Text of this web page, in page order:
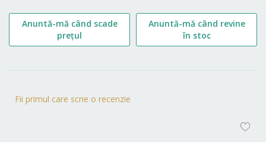
Fii primul care scrie o recenzie
Anuntă-mă când scade
prețul
Anuntă-mă când revine
în stoc